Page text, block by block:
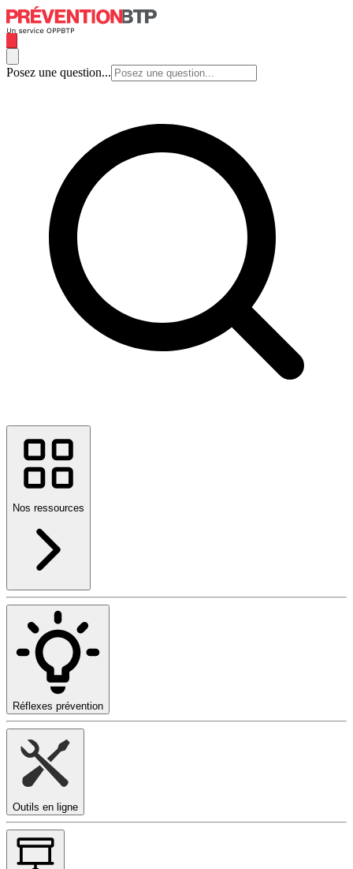
Posez une question...
Nos ressources
Réflexes prévention
Outils en ligne